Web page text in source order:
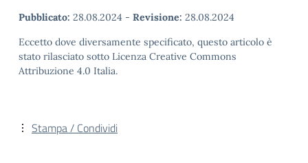
Pubblicato: 28.08.2024 - Revisione: 28.08.2024
Eccetto dove diversamente specificato, questo articolo è
stato rilasciato sotto Licenza Creative Commons
Attribuzione 4.0 Italia.
Stampa / Condividi